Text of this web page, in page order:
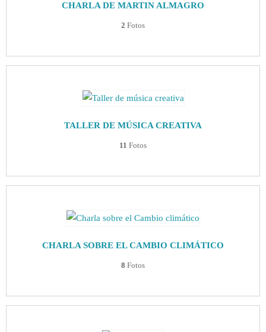
CHARLA DE MARTIN ALMAGRO
2 Fotos
TALLER DE MÚSICA CREATIVA
11 Fotos
CHARLA SOBRE EL CAMBIO CLIMÁTICO
8 Fotos